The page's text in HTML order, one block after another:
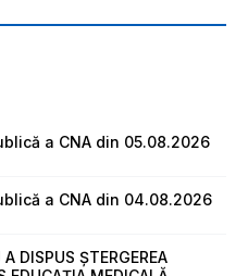
a CNA din 05.08.2026
a CNA din 04.08.2026
DISPUS ȘTERGEREA